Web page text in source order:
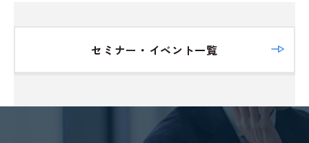
セミナー・イベント一覧